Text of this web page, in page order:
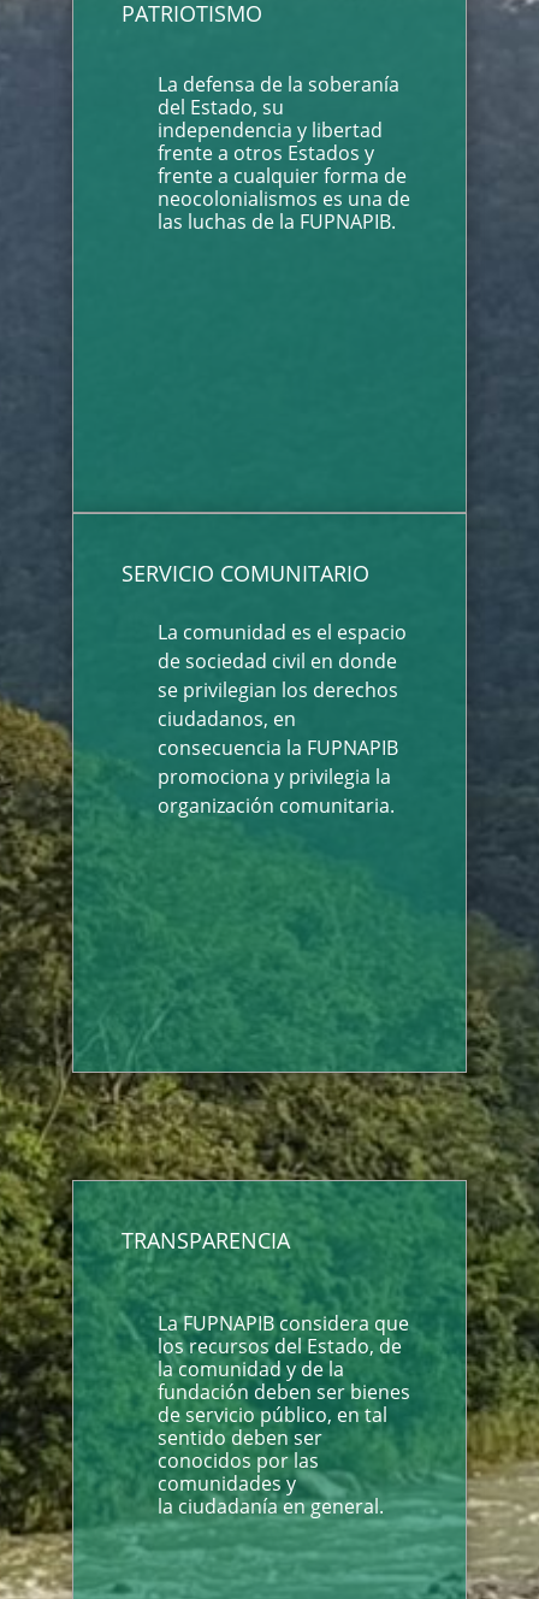
PATRIOTISMO
La defensa de la soberanía
del Estado, su
independencia y libertad
frente a otros Estados y
frente a cualquier forma de
neocolonialismos es una de
las luchas de la FUPNAPIB.
SERVICIO COMUNITARIO
La comunidad es el espacio
de sociedad civil en donde
se privilegian los derechos
ciudadanos, en
consecuencia la FUPNAPIB
promociona y privilegia la
organización comunitaria.
TRANSPARENCIA
La FUPNAPIB considera que
los recursos del Estado, de
la comunidad y de la
fundación deben ser bienes
de servicio público, en tal
sentido deben ser
conocidos por las
comunidades y
la ciudadanía en general.